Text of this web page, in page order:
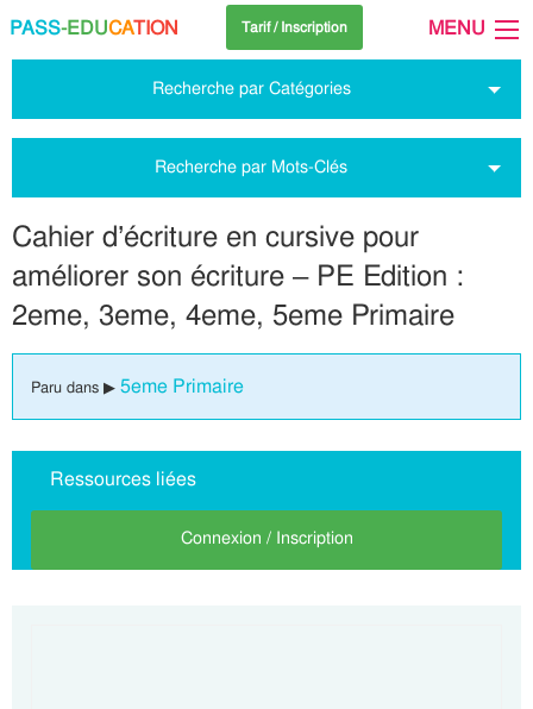
PASS-EDUCATION Tarif / Inscription MENU
Recherche par Catégories
Recherche par Mots-Clés
Cahier d’écriture en cursive pour
améliorer son écriture – PE Edition :
2eme, 3eme, 4eme, 5eme Primaire
Paru dans ▶ 5eme Primaire
Ressources liées
Connexion / Inscription